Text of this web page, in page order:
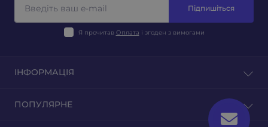
Підпишіться
Я прочитав Оплата і згоден з вимогами
ІНФОРМАЦІЯ
Відгуки
ПОПУЛЯРНЕ